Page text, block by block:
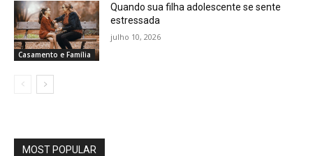
Casamento e Família
Quando sua filha adolescente se sente
estressada
julho 10, 2026
MOST POPULAR